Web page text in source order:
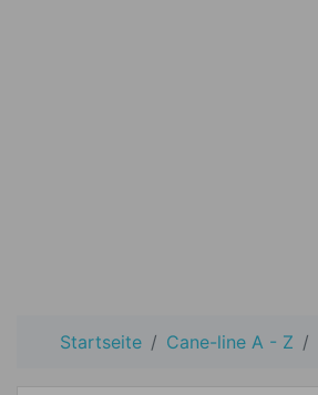
Startseite Cane-line A - Z